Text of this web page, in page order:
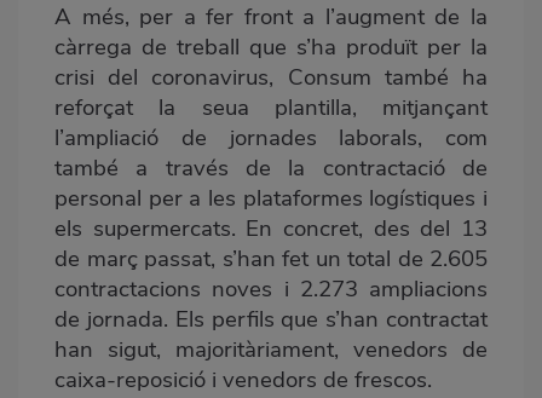
A més, per a fer front a l’augment de la
càrrega de treball que s’ha produït per la
crisi del coronavirus, Consum també ha
reforçat la seua plantilla, mitjançant
l’ampliació de jornades laborals, com
també a través de la contractació de
personal per a les plataformes logístiques i
els supermercats. En concret, des del 13
de març passat, s’han fet un total de 2.605
contractacions noves i 2.273 ampliacions
de jornada. Els perfils que s’han contractat
han sigut, majoritàriament, venedors de
caixa-reposició i venedors de frescos.